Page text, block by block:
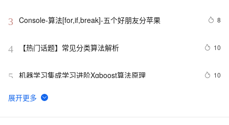
3 Console-算法[for,if,break]-五个好朋友分苹果 8
4 【热门话题】常见分类算法解析 10
5 机器学习集成学习进阶Xgboost算法原理 10
6
【滤波跟踪】基于卡尔曼滤波算法实现飞行物体运动轨迹